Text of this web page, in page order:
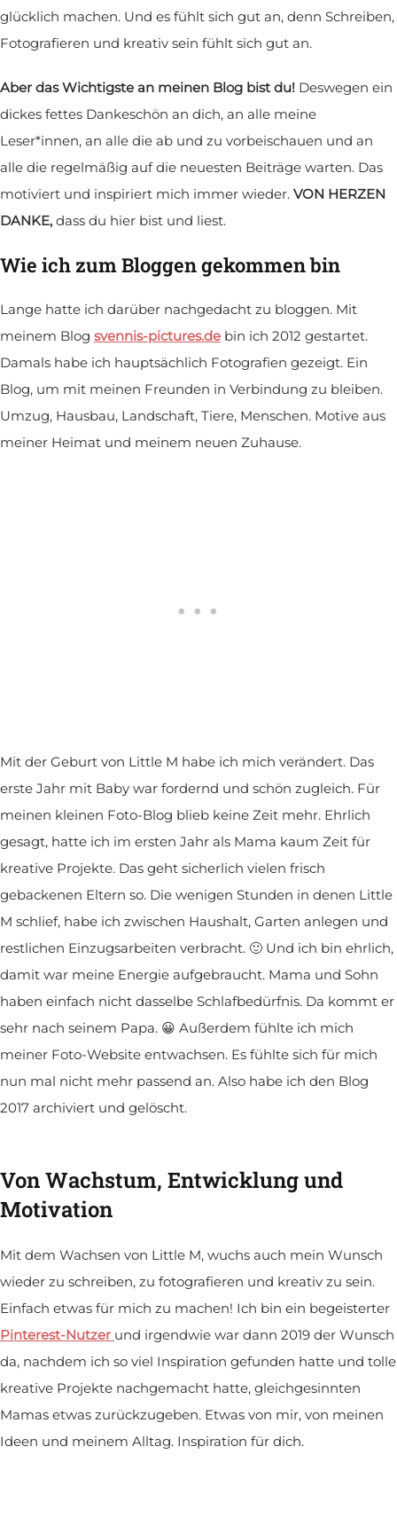
glücklich machen. Und es fühlt sich gut an, denn Schreiben,
Fotografieren und kreativ sein fühlt sich gut an.
Aber das Wichtigste an meinen Blog bist du! Deswegen ein
dickes fettes Dankeschön an dich, an alle meine
Leser*innen, an alle die ab und zu vorbeischauen und an
alle die regelmäßig auf die neuesten Beiträge warten. Das
motiviert und inspiriert mich immer wieder. VON HERZEN
DANKE, dass du hier bist und liest.
Wie ich zum Bloggen gekommen bin
Lange hatte ich darüber nachgedacht zu bloggen. Mit
meinem Blog svennis-pictures.de bin ich 2012 gestartet.
Damals habe ich hauptsächlich Fotografien gezeigt. Ein
Blog, um mit meinen Freunden in Verbindung zu bleiben.
Umzug, Hausbau, Landschaft, Tiere, Menschen. Motive aus
meiner Heimat und meinem neuen Zuhause.
Mit der Geburt von Little M habe ich mich verändert. Das
erste Jahr mit Baby war fordernd und schön zugleich. Für
meinen kleinen Foto-Blog blieb keine Zeit mehr. Ehrlich
gesagt, hatte ich im ersten Jahr als Mama kaum Zeit für
kreative Projekte. Das geht sicherlich vielen frisch
gebackenen Eltern so. Die wenigen Stunden in denen Little
M schlief, habe ich zwischen Haushalt, Garten anlegen und
restlichen Einzugsarbeiten verbracht. 🙂 Und ich bin ehrlich,
damit war meine Energie aufgebraucht. Mama und Sohn
haben einfach nicht dasselbe Schlafbedürfnis. Da kommt er
sehr nach seinem Papa. 😀 Außerdem fühlte ich mich
meiner Foto-Website entwachsen. Es fühlte sich für mich
nun mal nicht mehr passend an. Also habe ich den Blog
2017 archiviert und gelöscht.
Von Wachstum, Entwicklung und
Motivation
Mit dem Wachsen von Little M, wuchs auch mein Wunsch
wieder zu schreiben, zu fotografieren und kreativ zu sein.
Einfach etwas für mich zu machen! Ich bin ein begeisterter
Pinterest-Nutzer und irgendwie war dann 2019 der Wunsch
da, nachdem ich so viel Inspiration gefunden hatte und tolle
kreative Projekte nachgemacht hatte, gleichgesinnten
Mamas etwas zurückzugeben. Etwas von mir, von meinen
Ideen und meinem Alltag. Inspiration für dich.